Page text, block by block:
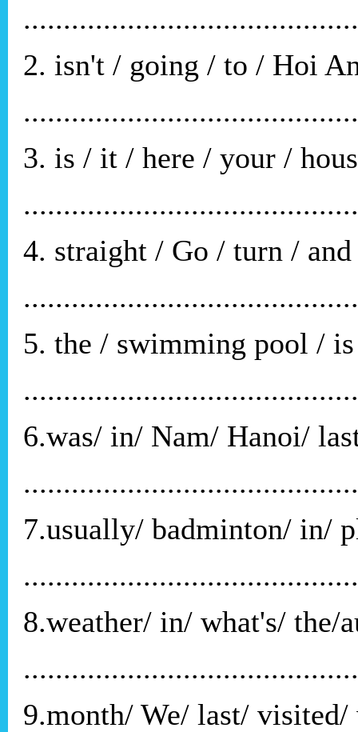
2. isn't / going / to / Hoi
3. is / it / here / your /
4. straight / Go / turn /
5. the / swimming pool /
6.was/ in/ Nam/ Hanoi/
7.usually/ badminton/ in/
8.weather/ in/ what's/ the/
9.month/ We/ last/ visited/